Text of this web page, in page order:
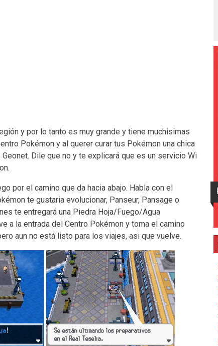
y por lo tanto es muy grande y tiene muchisimas
Pokémon y al querer curar tus Pokémon una chica
Dile que no y te explicará que es un servicio Wi
por el camino que da hacia abajo. Habla con el
te gustaria evolucionar, Panseur, Pansage o
te entregará una Piedra Hoja/Fuego/Agua
a la entrada del Centro Pokémon y toma el camino
aun no está listo para los viajes, asi que vuelve.